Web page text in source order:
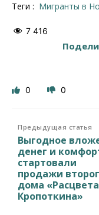
Теги : мигранты в
7 416
0 0
Предыдущая статья
Выгодное
денег и
стартовали
продажи
дома
Кропоткина»